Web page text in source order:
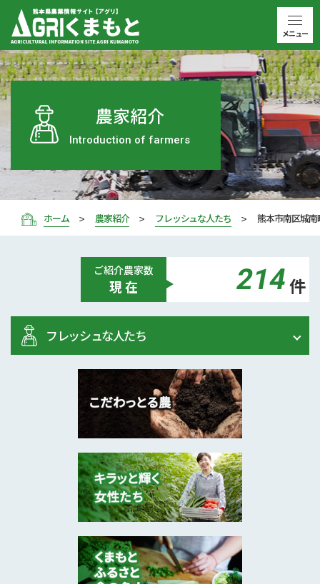
農家紹介
Introduction of farmers
ホーム 農家紹介 フレッシュな人たち 熊本市南区城
ご紹介農家数
現 在 214件
フレッシュな人たち
2026年6月
レイシ、水稲、キャベ･･･
山本 浩貴 さん
2026年6月
玉名市
メニュー